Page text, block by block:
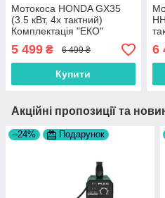
Мотокоса HONDA GX35
(3.5 кВт, 4х тактний)
Комплектація "ЕКО"
Бензиновий Тример
Бензокоса Хонда
5 499 ₴ 6 499 ₴
Купити
6
Акційні пропозиції та
–24% Подарунок